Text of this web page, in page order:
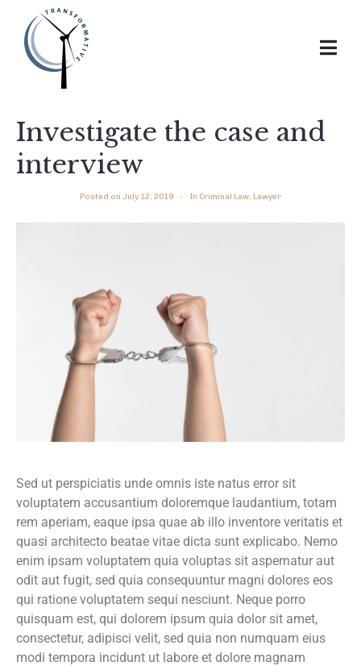
Investigate the case and
interview
Posted on July 12, 2019 In Criminal Law, Lawyer
Sed ut perspiciatis unde omnis iste natus error sit
voluptatem accusantium doloremque laudantium, totam
rem aperiam, eaque ipsa quae ab illo inventore veritatis et
quasi architecto beatae vitae dicta sunt explicabo. Nemo
enim ipsam voluptatem quia voluptas sit aspernatur aut
odit aut fugit, sed quia consequuntur magni dolores eos
qui ratione voluptatem sequi nesciunt. Neque porro
quisquam est, qui dolorem ipsum quia dolor sit amet,
consectetur, adipisci velit, sed quia non numquam eius
modi tempora incidunt ut labore et dolore magnam